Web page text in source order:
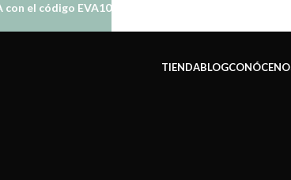
TIENDABLOG
con el código EVA10